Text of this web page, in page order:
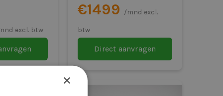
excl. btw
€1499 /mnd excl.
btw
Direct aanvragen
×